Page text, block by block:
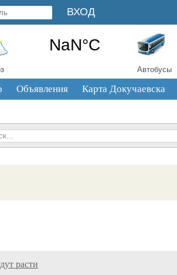
Автобусы
Объявления Карта Докучаевска
расти